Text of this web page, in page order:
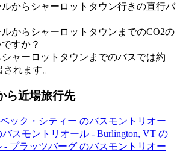
からシャーロットタウン行きの直行バ
からシャーロットタウンまでのCO2の
すか？
ャーロットタウンまでのバスでは約
れます。
ら近場旅行先
ック・シティー のバスモントリオー
スモントリオール - Burlington, VT の
- プラッツバーグ のバスモントリオー